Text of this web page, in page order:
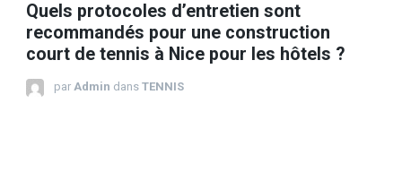
Quels protocoles d’entretien sont
recommandés pour une construction
court de tennis à Nice pour les hôtels ?
par Admin dans TENNIS